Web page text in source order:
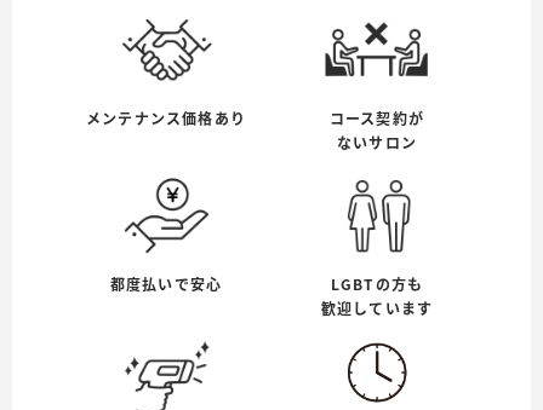
メンテナンス価格あり
コース契約が
ないサロン
都度払いで安心
LGBTの方も
歓迎しています